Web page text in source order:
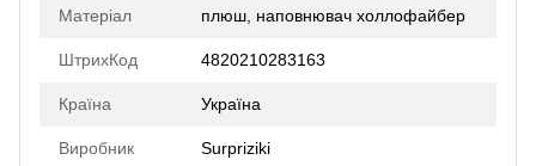
Матеріал плюш, наповнювач холлофайбер
ШтрихКод 4820210283163
Країна Україна
Виробник Surpriziki